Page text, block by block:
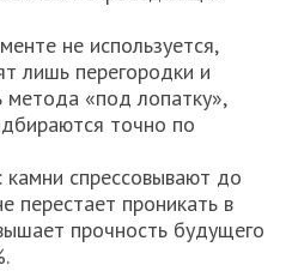
не используется,
лишь перегородки и
метода «под лопатку»,
точно по
: камни спрессовывают до
перестает проникать в
прочность будущего